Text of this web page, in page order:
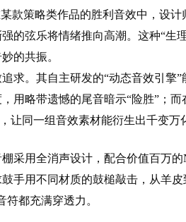
款策略类作品的胜利音效中，设
的弦乐将情绪推向高潮。这种“生
的共振。
求。其自主研发的“动态音效引擎
用略带遗憾的尾音暗示“险胜”；
让同一组音效素材能衍生出千变万
采用全消声设计，配合价值百万的
手用不同材质的鼓槌敲击，从羊
都充满穿透力。